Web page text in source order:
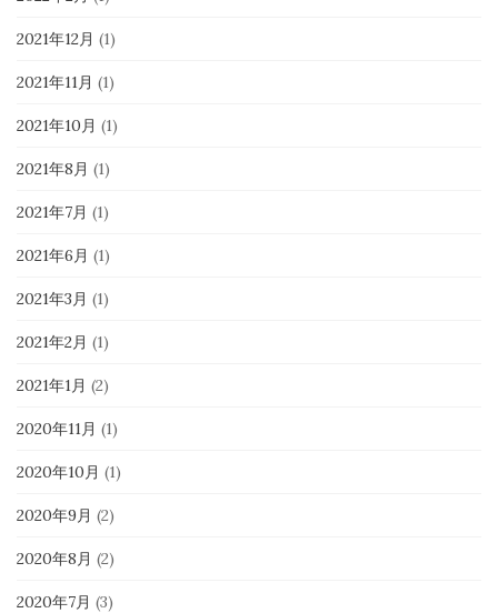
2021年12月 (1)
2021年11月 (1)
2021年10月 (1)
2021年8月 (1)
2021年7月 (1)
2021年6月 (1)
2021年3月 (1)
2021年2月 (1)
2021年1月 (2)
2020年11月 (1)
2020年10月 (1)
2020年9月 (2)
2020年8月 (2)
2020年7月 (3)